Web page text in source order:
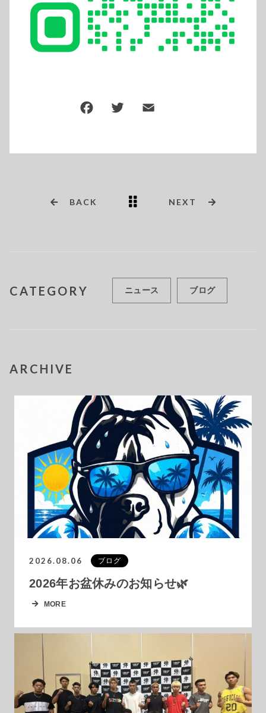
BACK NEXT
CATEGORY ニュース ブログ
ARCHIVE
2026.08.06 ブログ
2026年お盆休みのお知らせ🌿
MORE